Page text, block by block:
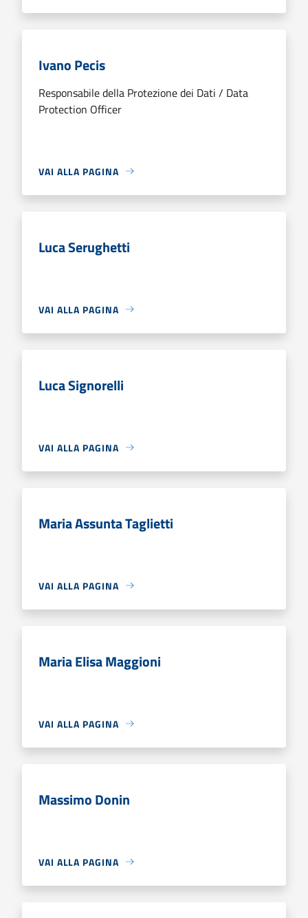
Ivano Pecis
Responsabile della Protezione dei Dati / Data
Protection Officer
VAI ALLA PAGINA
Luca Serughetti
VAI ALLA PAGINA
Luca Signorelli
VAI ALLA PAGINA
Maria Assunta Taglietti
VAI ALLA PAGINA
Maria Elisa Maggioni
VAI ALLA PAGINA
Massimo Donin
VAI ALLA PAGINA